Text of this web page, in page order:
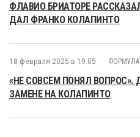
ФЛАВИО БРИАТОРЕ
ДАЛ ФРАНКО КОЛАПИНТО
18 февраля 2025 в 19:05 ФОРМУЛА
«НЕ СОВСЕМ ПОНЯЛ
ЗАМЕНЕ НА КОЛАПИНТО